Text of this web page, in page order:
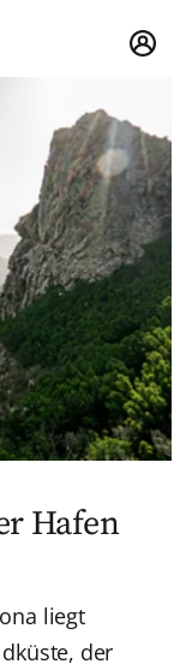
Hafen
liegt
der